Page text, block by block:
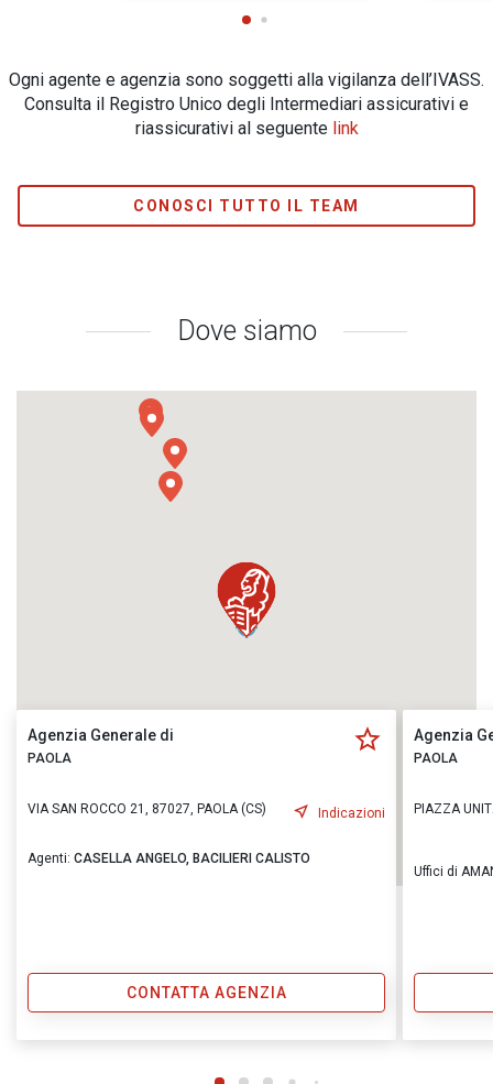
Ogni agente e agenzia sono soggetti alla vigilanza dell’IVASS.
Consulta il Registro Unico degli Intermediari assicurativi e
riassicurativi al seguente link
CONOSCI TUTTO IL TEAM
Dove siamo
Agenzia Generale di
PAOLA
VIA SAN ROCCO 21, 87027, PAOLA (CS) Indicazioni
Agenti: CASELLA ANGELO, BACILIERI CALISTO
CONTATTA AGENZIA
Agenzia
PAOLA
PIAZZA
Uffici di